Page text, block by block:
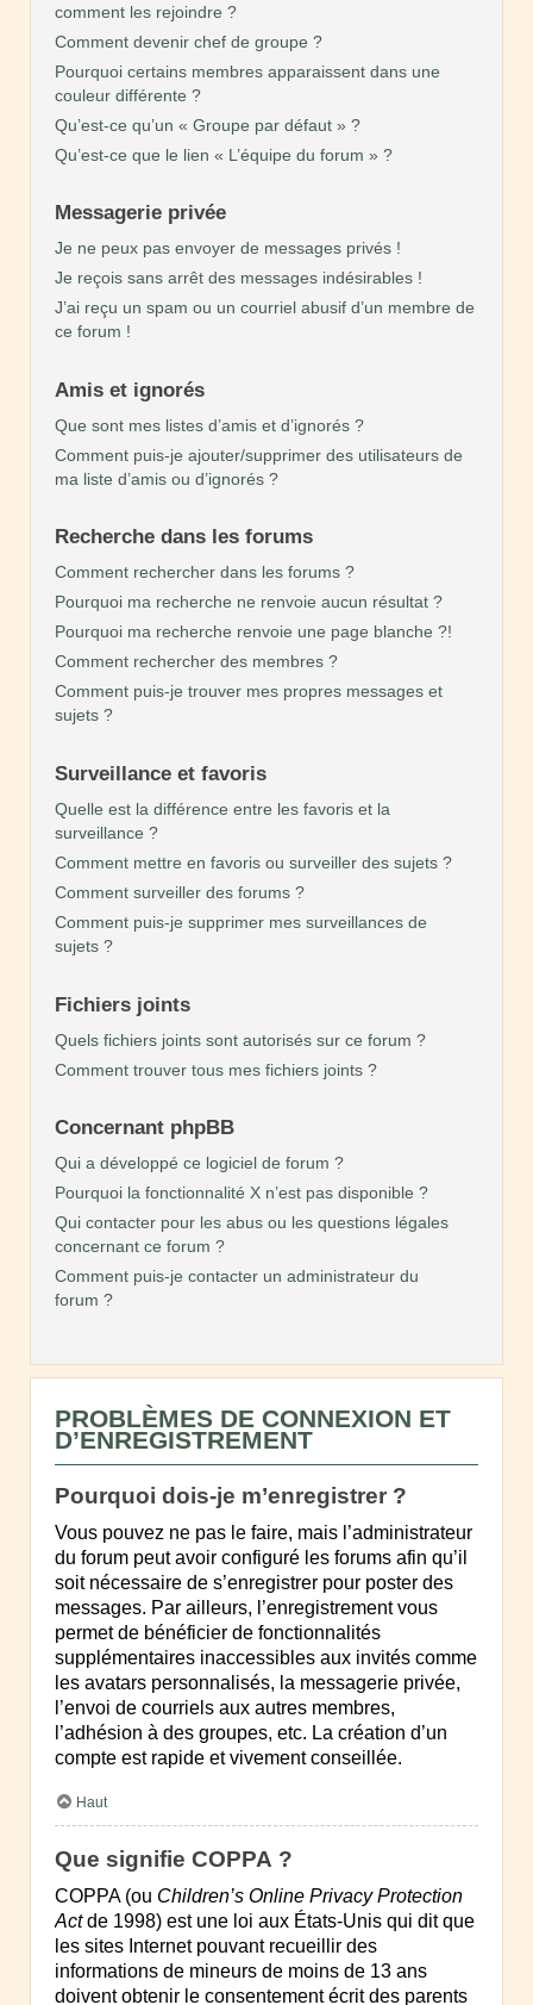
comment les rejoindre ?
Comment devenir chef de groupe ?
Pourquoi certains membres apparaissent dans une
couleur différente ?
Qu’est-ce qu’un « Groupe par défaut » ?
Qu’est-ce que le lien « L’équipe du forum » ?
Messagerie privée
Je ne peux pas envoyer de messages privés !
Je reçois sans arrêt des messages indésirables !
J’ai reçu un spam ou un courriel abusif d’un membre de
ce forum !
Amis et ignorés
Que sont mes listes d’amis et d’ignorés ?
Comment puis-je ajouter/supprimer des utilisateurs de
ma liste d’amis ou d’ignorés ?
Recherche dans les forums
Comment rechercher dans les forums ?
Pourquoi ma recherche ne renvoie aucun résultat ?
Pourquoi ma recherche renvoie une page blanche ?!
Comment rechercher des membres ?
Comment puis-je trouver mes propres messages et
sujets ?
Surveillance et favoris
Quelle est la différence entre les favoris et la
surveillance ?
Comment mettre en favoris ou surveiller des sujets ?
Comment surveiller des forums ?
Comment puis-je supprimer mes surveillances de
sujets ?
Fichiers joints
Quels fichiers joints sont autorisés sur ce forum ?
Comment trouver tous mes fichiers joints ?
Concernant phpBB
Qui a développé ce logiciel de forum ?
Pourquoi la fonctionnalité X n’est pas disponible ?
Qui contacter pour les abus ou les questions légales
concernant ce forum ?
Comment puis-je contacter un administrateur du
forum ?
PROBLÈMES DE CONNEXION ET
D’ENREGISTREMENT
Pourquoi dois-je m’enregistrer ?
Vous pouvez ne pas le faire, mais l’administrateur
du forum peut avoir configuré les forums afin qu’il
soit nécessaire de s’enregistrer pour poster des
messages. Par ailleurs, l’enregistrement vous
permet de bénéficier de fonctionnalités
supplémentaires inaccessibles aux invités comme
les avatars personnalisés, la messagerie privée,
l’envoi de courriels aux autres membres,
l’adhésion à des groupes, etc. La création d’un
compte est rapide et vivement conseillée.
Haut
Que signifie COPPA ?
COPPA (ou Children’s Online Privacy Protection
Actde 1998) est une loi aux États-Unis qui dit que
les sites Internet pouvant recueillir des
informations de mineurs de moins de 13 ans
doivent obtenir le consentement écrit des parents